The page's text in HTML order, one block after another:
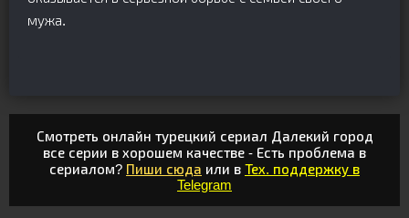
мужа.
Смотреть онлайн турецкий сериал Далекий город
все серии в хорошем качестве - Есть проблема в
сериалом? Пиши сюда или в Тех. поддержку в
Telegram